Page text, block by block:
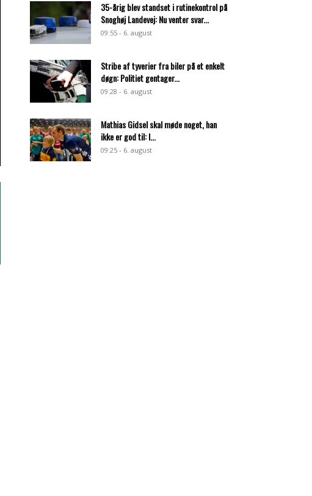
35-årig blev standset i rutinekontrol på
Snoghøj Landevej: Nu venter svar...
09:55 - 6. august
Stribe af tyverier fra biler på et enkelt
døgn: Politiet gentager...
09:28 - 6. august
Mathias Gidsel skal møde noget, han
ikke er god til: I...
09:25 - 6. august